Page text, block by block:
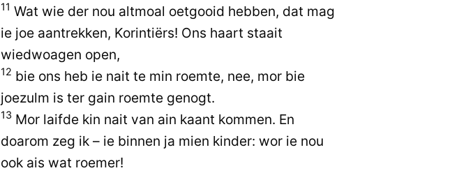
11 Wat wie der nou altmoal oetgooid hebben, dat mag
ie joe aantrekken, Korintiërs! Ons haart staait
wiedwoagen open,
12 bie ons heb ie nait te min roemte, nee, mor bie
joezulm is ter gain roemte genogt.
13 Mor laifde kin nait van ain kaant kommen. En
doarom zeg ik – ie binnen ja mien kinder: wor ie nou
ook ais wat roemer!